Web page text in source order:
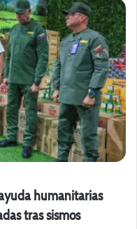
humanitarias
tras sismos